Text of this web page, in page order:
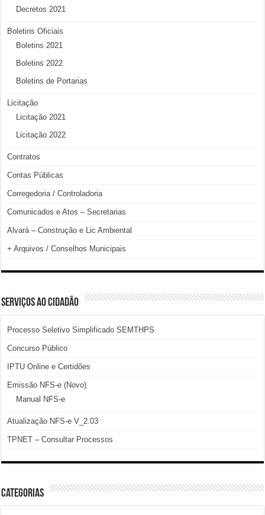
Decretos 2021
Boletins Oficiais
Boletins 2021
Boletins 2022
Boletins de Portarias
Licitação
Licitação 2021
Licitação 2022
Contratos
Contas Públicas
Corregedoria / Controladoria
Comunicados e Atos – Secretarias
Alvará – Construção e Lic Ambiental
+ Arquivos / Conselhos Municipais
SERVIÇOS AO CIDADÃO
Processo Seletivo Simplificado SEMTHPS
Concurso Público
IPTU Online e Certidões
Emissão NFS-e (Novo)
Manual NFS-e
Atualização NFS-e V_2.03
TPNET – Consultar Processos
Categorias